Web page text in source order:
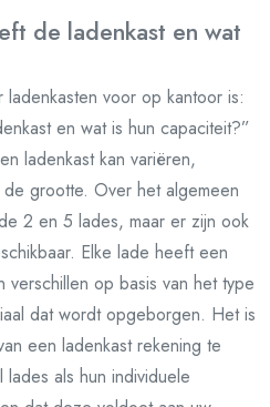
de ladenkast en wat
voor op kantoor is:
en wat is hun capaciteit?”
ladenkast kan variëren,
grootte. Over het algemeen
2 en 5 lades, maar er zijn ook
Elke lade heeft een
op basis van het type
dat wordt opgeborgen. Het is
een ladenkast rekening te
als hun individuele